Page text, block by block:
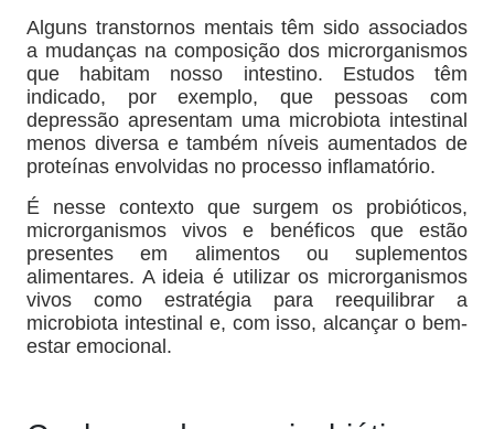
Alguns transtornos mentais têm sido associados
a mudanças na composição dos microrganismos
que habitam nosso intestino. Estudos têm
indicado, por exemplo, que pessoas com
depressão apresentam uma microbiota intestinal
menos diversa e também níveis aumentados de
proteínas envolvidas no processo inflamatório.
É nesse contexto que surgem os probióticos,
microrganismos vivos e benéficos que estão
presentes em alimentos ou suplementos
alimentares. A ideia é utilizar os microrganismos
vivos como estratégia para reequilibrar a
microbiota intestinal e, com isso, alcançar o bem-
estar emocional.